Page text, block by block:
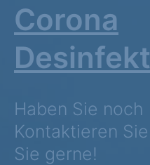
Corona
Haben Sie noch
Kontaktieren
Sie gerne!